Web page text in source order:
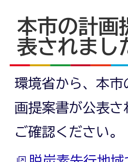
本市の計画
表されまし
環境省から、本
画提案書が公表
ご確認ください。